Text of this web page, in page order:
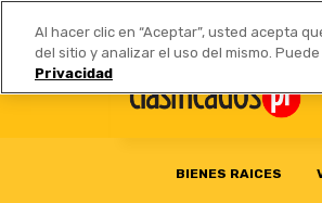
Anúnciate | Tarifas
BIENES RAICES
Al hacer clic en “Aceptar”, usted acepta
del sitio y analizar el uso del mismo.
Privacidad